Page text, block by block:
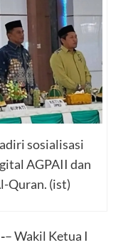
sosialisasi
AGPAII dan
Quran. (ist)
– Wakil Ketua I